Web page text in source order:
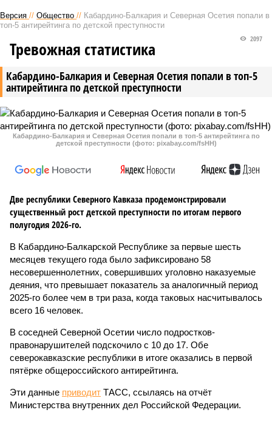
Версия // Общество // Кабардино-Балкария и Северная Осетия попали в
топ-5 антирейтинга по детской преступности
Кабардино-Балкария и Северная Осетия попали в топ-5
антирейтинга по детской преступности
2097
Тревожная статистика
Кабардино-Балкария и Северная Осетия попали в топ-5 антирейтинга по
детской преступности (фото: pixabay.com/fsHH)
Две республики Северного Кавказа продемонстрировали
существенный рост детской преступности по итогам первого
полугодия 2026-го.
В Кабардино-Балкарской Республике за первые шесть
месяцев текущего года было зафиксировано 58
несовершеннолетних, совершивших уголовно наказуемые
деяния, что превышает показатель за аналогичный период
2025-го более чем в три раза, когда таковых насчитывалось
всего 16 человек.
В соседней Северной Осетии число подростков-
правонарушителей подскочило с 10 до 17. Обе
северокавказские республики в итоге оказались в первой
пятёрке общероссийского антирейтинга.
Эти данные приводит ТАСС, ссылаясь на отчёт
Министерства внутренних дел Российской Федерации.